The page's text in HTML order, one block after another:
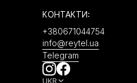
КОНТАКТИ:
+380671044754
info@reytel.ua
Telegram
UKR